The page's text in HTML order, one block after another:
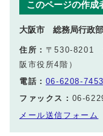
このページの作成
大阪市 総務局行政
住所： 〒530-8201
阪市役所4階）
電話： 06-6208-7453
ファックス： 06-
メール送信フォーム